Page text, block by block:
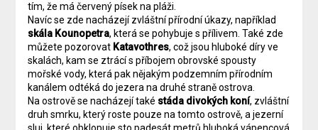
tím, že má červený písek na pláži.
Navíc se zde nacházejí zvláštní přírodní úkazy, například
skála Kounopetra, která se pohybuje s přílivem. Také zde
můžete pozorovat Katavothres, což jsou hluboké díry ve
skalách, kam se ztrácí s příbojem obrovské spousty
mořské vody, která pak nějakým podzemním přírodním
kanálem odtéká do jezera na druhé straně ostrova.
Na ostrově se nacházejí také stáda divokých koní, zvláštní
druh smrku, který roste pouze na tomto ostrově, a jezerní